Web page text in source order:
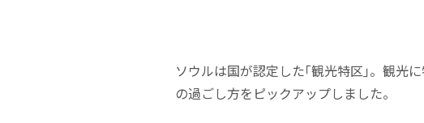
ソウルは国が認定した｢観光特区｣。観光
の過ごし方をピックアップしました。